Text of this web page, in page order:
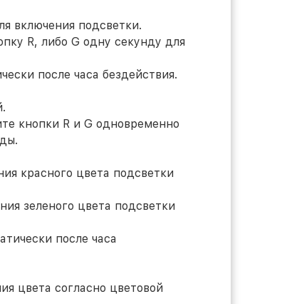
подсветки.
R, либо G одну секунду для
после часа бездействия.
R и G одновременно
цвета подсветки
цвета подсветки
после часа
согласно цветовой